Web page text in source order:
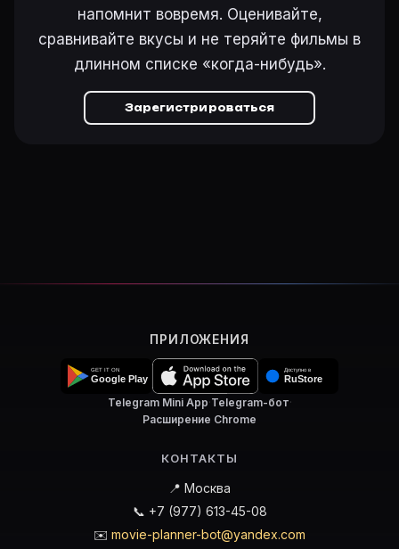
напомнит вовремя. Оценивайте,
сравнивайте вкусы и не теряйте фильмы в
длинном списке «когда-нибудь».
Зарегистрироваться
ПРИЛОЖЕНИЯ
Telegram Mini App·Telegram-бот·
Расширение Chrome
КОНТАКТЫ
📍 Москва
📞 +7 (977) 613-45-08
✉️ movie-planner-bot@yandex.com